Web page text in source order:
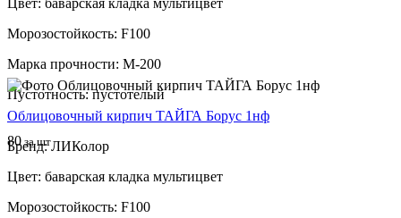
Морозостойкость: F100
Марка прочности: М-200
Пустотность: пустотелый
80за шт
Облицовочный кирпич ТАЙГА Борус 1нф
Бренд: ЛИКолор
Цвет: баварская кладка мультицвет
Морозостойкость: F100